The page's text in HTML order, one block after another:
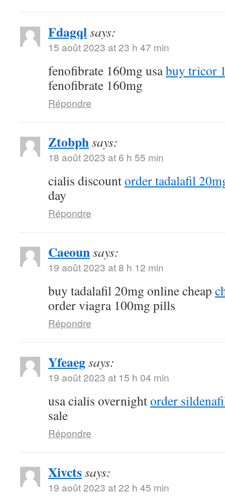
Fdagqlsays:
15 août 2023 at 23 h 47 min
fenofibrate 160mg usabuy tricor
fenofibrate 160mg
Répondre
Ztobphsays:
18 août 2023 at 6 h 55 min
cialis discountorder tadalafil
day
Répondre
Caeounsays:
19 août 2023 at 8 h 12 min
buy tadalafil 20mg online cheap
order viagra 100mg pills
Répondre
Yfeaegsays:
19 août 2023 at 15 h 04 min
usa cialis overnightorder
sale
Répondre
Xivctssays:
19 août 2023 at 22 h 45 min